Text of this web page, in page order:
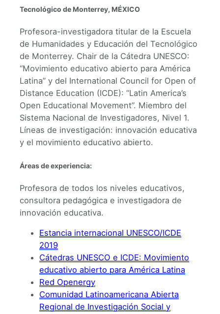
Tecnológico de Monterrey, MÉXICO
Profesora-investigadora titular de la Escuela
de Humanidades y Educación del Tecnológico
de Monterrey. Chair de la Cátedra UNESCO:
“Movimiento educativo abierto para América
Latina” y del International Council for Open of
Distance Education (ICDE): “Latin America’s
Open Educational Movement”. Miembro del
Sistema Nacional de Investigadores, Nivel 1.
Líneas de investigación: innovación educativa
y el movimiento educativo abierto.
Áreas de experiencia:
Profesora de todos los niveles educativos,
consultora pedagógica e investigadora de
innovación educativa.
Estancia internacional UNESCO/ICDE
2019
Cátedras UNESCO e ICDE: Movimiento
educativo abierto para América Latina
Red Openergy
Comunidad Latinoamericana Abierta
Regional de Investigación Social y